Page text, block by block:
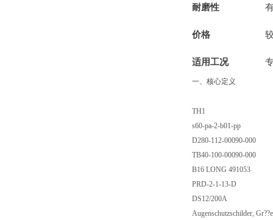
耐磨性
价格
适用工况
一、核心定义
TH1
s60-pa-2-b01-pp
D280-112-00090-000
TB40-100-00090-000
B16 LONG 491053
PRD-2-1-13-D
DS12/200A
Augenschutzschilder,